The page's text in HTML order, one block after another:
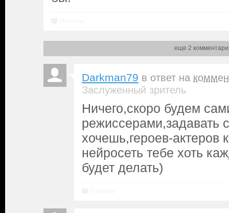
еще 2
Darkman79 в ответ на
Заслуженный зритель
Ничего,скоро будем
режиссерами,задавать
хочешь,героев-актеров
нейросеть тебе хоть
будет делать)